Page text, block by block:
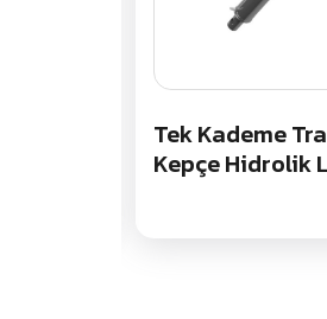
Tek Kademe
Kepçe Hidrolik